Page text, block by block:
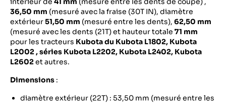
36,50 mm (mesuré avec la fraise (30T IN), diamètre
extérieur51,50 mm (mesuré entre les dents), 62,50 mm
(mesuré avec les dents (21T) et hauteur totale 71 mm
pour les tracteurs Kubotadu Kubota L1802, Kubota
L2002 , séries Kubota L2202, Kubota L2402, Kubota
L2602et autres.
Dimensions :
diamètre extérieur (22T) : 53,50 mm (mesuré entre les